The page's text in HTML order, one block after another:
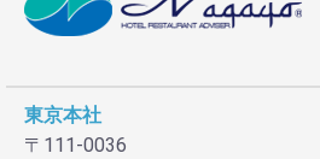
東京本社
〒111-0036